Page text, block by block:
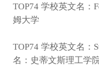
TOP74 学校英文名：
姆大学
TOP74 学校英文名：
名：史蒂文斯理工学